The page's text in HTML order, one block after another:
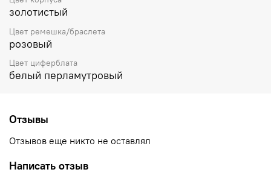
золотистый
Цвет ремешка/браслета
розовый
Цвет циферблата
белый перламутровый
Отзывы
Отзывов еще никто не оставлял
Написать отзыв